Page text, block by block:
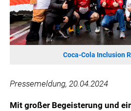
EWP RECYCLING PFAND ÖSTERREICH
ANNEMARIE CHARITY
IMPERIAL MARKETS
TRÄGERVEREIN EINWEGPFAND
MEDIA
LOGOS
Coca-Cola Inclusion
Pressemeldung, 20.04.2024
Mit großer Begeisterung und